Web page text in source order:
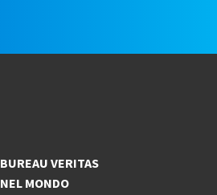
BUREAU VERITAS
NEL MONDO